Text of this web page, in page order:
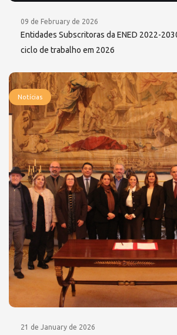
09 de February de 2026
Entidades Subscritoras da ENED 2022-
ciclo de trabalho em 2026
Notícias
21 de January de 2026